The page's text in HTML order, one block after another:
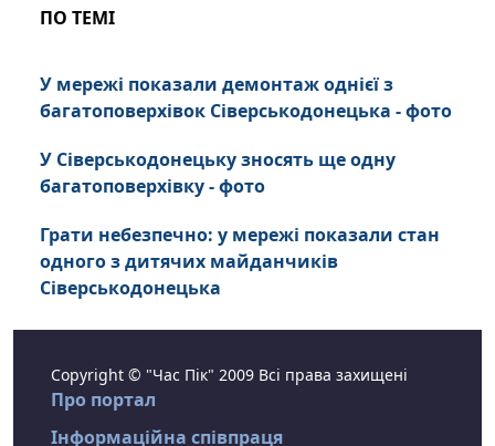
ПО ТЕМІ
У мережі показали демонтаж однієї з
багатоповерхівок Сіверськодонецька - фото
У Сіверськодонецьку зносять ще одну
багатоповерхівку - фото
Грати небезпечно: у мережі показали стан
одного з дитячих майданчиків
Сіверськодонецька
Copyright © "Час Пік" 2009 Всі права захищені
Про портал
Інформаційна співпраця